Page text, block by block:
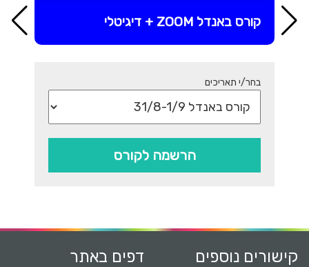
קורס באנדל ZOOM + דיגיטלי
בחר/י תאריכים
הרשמה לקורס
קישורים נוספים דפים באתר